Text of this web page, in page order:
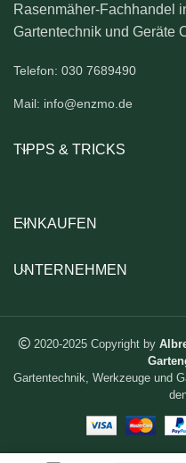
Rasenmäher-Fachhandel
Gartentechnik und Geräte
Telefon: 030 7689490
Mail: info@enzmo.de
TIPPS & TRICKS
EINKAUFEN
UNTERNEHMEN
2020-2025 Copyright by
Gartentechnik, Werkzeuge und